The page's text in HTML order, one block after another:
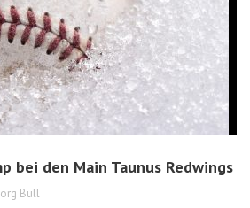
bei den Main Taunus Redwings
Bull